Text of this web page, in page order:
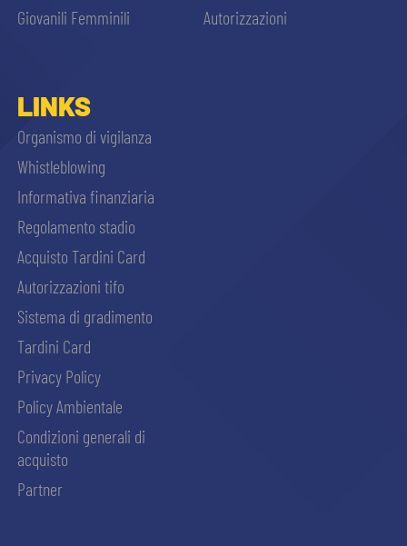
Giovanili Femminili
Autorizzazioni
LINKS
Organismo di vigilanza
Whistleblowing
Informativa finanziaria
Regolamento stadio
Acquisto Tardini Card
Autorizzazioni tifo
Sistema di gradimento
Tardini Card
Privacy Policy
Policy Ambientale
Condizioni generali di
acquisto
Partner